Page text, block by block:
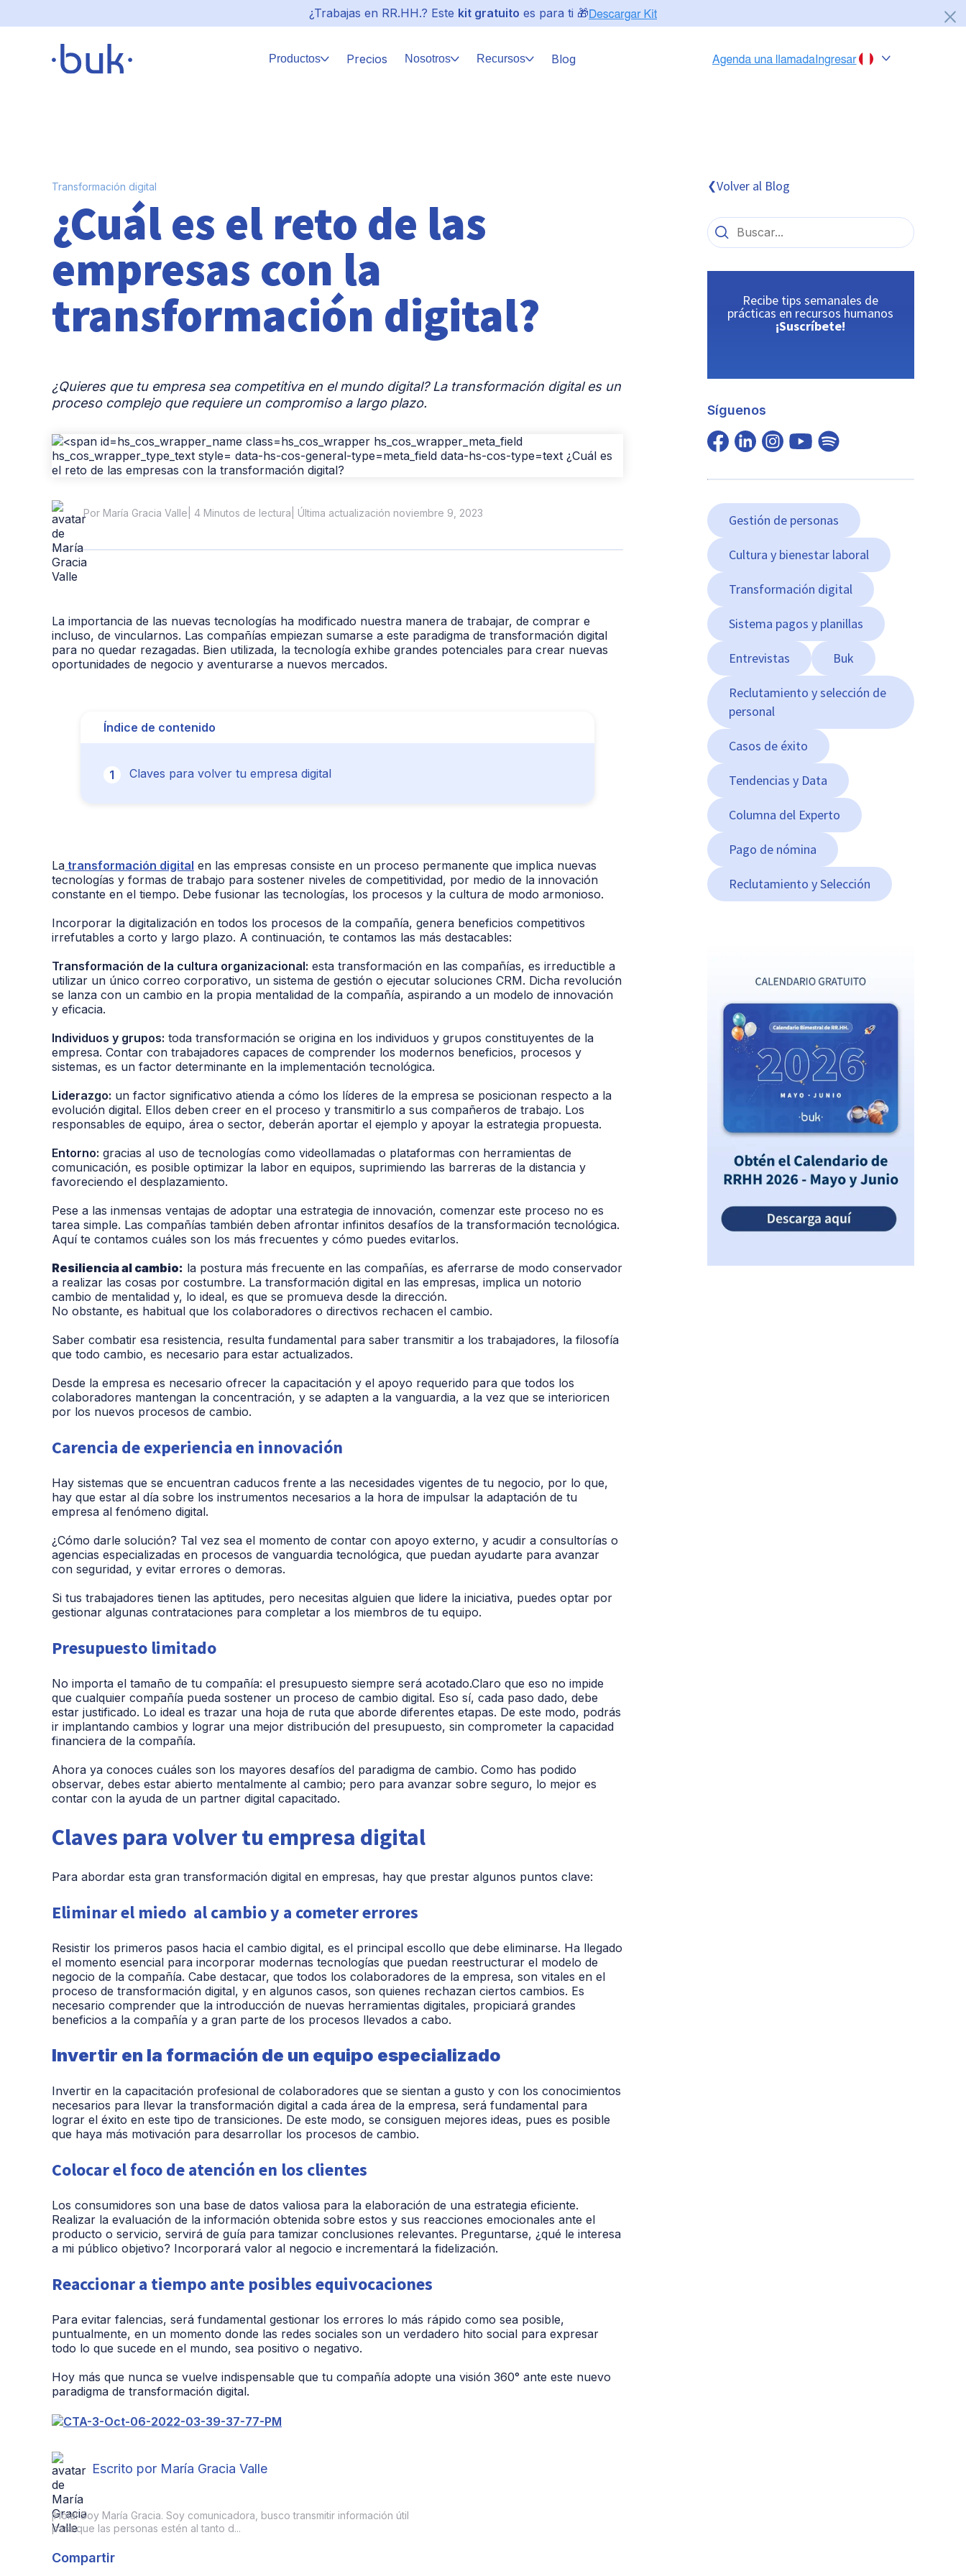
¿Trabajas en RR.HH.? Este kit gratuito es para ti 🎁
Productos Precios Nosotros Recursos Blog
México
Transformación digital
¿Cuál es el reto de las
empresas con la
transformación digital?
¿Quieres que tu empresa sea competitiva en el mundo digital? La transformación digital es un
proceso complejo que requiere un compromiso a largo plazo.
Por María Gracia Valle | 4 Minutos de lectura | Última actualización noviembre 9, 2023
La importancia de las nuevas tecnologías ha modificado nuestra manera de trabajar, de comprar e
incluso, de vincularnos. Las compañías empiezan sumarse a este paradigma de transformación digital
para no quedar rezagadas. Bien utilizada, la tecnología exhibe grandes potenciales para crear nuevas
oportunidades de negocio y aventurarse a nuevos mercados.
Índice de contenido
Claves para volver tu empresa digital
La transformación digital en las empresas consiste en un proceso permanente que implica nuevas
tecnologías y formas de trabajo para sostener niveles de competitividad, por medio de la innovación
constante en el tiempo. Debe fusionar las tecnologías, los procesos y la cultura de modo armonioso.
Incorporar la digitalización en todos los procesos de la compañía, genera beneficios competitivos
irrefutables a corto y largo plazo. A continuación, te contamos las más destacables:
Transformación de la cultura organizacional: esta transformación en las compañías, es irreductible a
utilizar un único correo corporativo, un sistema de gestión o ejecutar soluciones CRM. Dicha revolución
se lanza con un cambio en la propia mentalidad de la compañía, aspirando a un modelo de innovación
y eficacia.
Individuos y grupos: toda transformación se origina en los individuos y grupos constituyentes de la
empresa. Contar con trabajadores capaces de comprender los modernos beneficios, procesos y
sistemas, es un factor determinante en la implementación tecnológica.
Liderazgo: un factor significativo atienda a cómo los líderes de la empresa se posicionan respecto a la
evolución digital. Ellos deben creer en el proceso y transmitirlo a sus compañeros de trabajo. Los
responsables de equipo, área o sector, deberán aportar el ejemplo y apoyar la estrategia propuesta.
Entorno: gracias al uso de tecnologías como videollamadas o plataformas con herramientas de
comunicación, es posible optimizar la labor en equipos, suprimiendo las barreras de la distancia y
favoreciendo el desplazamiento.
Pese a las inmensas ventajas de adoptar una estrategia de innovación, comenzar este proceso no es
tarea simple. Las compañías también deben afrontar infinitos desafíos de la transformación tecnológica.
Aquí te contamos cuáles son los más frecuentes y cómo puedes evitarlos.
Resiliencia al cambio: la postura más frecuente en las compañías, es aferrarse de modo conservador
a realizar las cosas por costumbre. La transformación digital en las empresas, implica un notorio
cambio de mentalidad y, lo ideal, es que se promueva desde la dirección.
No obstante, es habitual que los colaboradores o directivos rechacen el cambio.
Saber combatir esa resistencia, resulta fundamental para saber transmitir a los trabajadores, la filosofía
que todo cambio, es necesario para estar actualizados.
Desde la empresa es necesario ofrecer la capacitación y el apoyo requerido para que todos los
colaboradores mantengan la concentración, y se adapten a la vanguardia, a la vez que se interioricen
por los nuevos procesos de cambio.
Carencia de experiencia en innovación
Hay sistemas que se encuentran caducos frente a las necesidades vigentes de tu negocio, por lo que,
hay que estar al día sobre los instrumentos necesarios a la hora de impulsar la adaptación de tu
empresa al fenómeno digital.
¿Cómo darle solución? Tal vez sea el momento de contar con apoyo externo, y acudir a consultorías o
agencias especializadas en procesos de vanguardia tecnológica, que puedan ayudarte para avanzar
con seguridad, y evitar errores o demoras.
Si tus trabajadores tienen las aptitudes, pero necesitas alguien que lidere la iniciativa, puedes optar por
gestionar algunas contrataciones para completar a los miembros de tu equipo.
Presupuesto limitado
No importa el tamaño de tu compañía: el presupuesto siempre será acotado.Claro que eso no impide
que cualquier compañía pueda sostener un proceso de cambio digital. Eso sí, cada paso dado, debe
estar justificado. Lo ideal es trazar una hoja de ruta que aborde diferentes etapas. De este modo, podrás
ir implantando cambios y lograr una mejor distribución del presupuesto, sin comprometer la capacidad
financiera de la compañía.
Ahora ya conoces cuáles son los mayores desafíos del paradigma de cambio. Como has podido
observar, debes estar abierto mentalmente al cambio; pero para avanzar sobre seguro, lo mejor es
contar con la ayuda de un partner digital capacitado.
Claves para volver tu empresa digital
Para abordar esta gran transformación digital en empresas, hay que prestar algunos puntos clave:
Eliminarel miedo al cambio y a cometer errores
Resistir los primeros pasos hacia el cambio digital, es el principal escollo que debe eliminarse. Ha llegado
el momento esencial para incorporar modernas tecnologías que puedan reestructurar el modelo de
negocio de la compañía. Cabe destacar, que todos los colaboradores de la empresa, son vitales en el
proceso de transformación digital, y en algunos casos, son quienes rechazan ciertos cambios. Es
necesario comprender que la introducción de nuevas herramientas digitales, propiciará grandes
beneficios a la compañía y a gran parte de los procesos llevados a cabo.
Invertir en la formación de un equipo especializado
Invertir en la capacitación profesional de colaboradores que se sientan a gusto y con los conocimientos
necesarios para llevar la transformación digital a cada área de la empresa, será fundamental para
lograr el éxito en este tipo de transiciones. De este modo, se consiguen mejores ideas, pues es posible
que haya más motivación para desarrollar los procesos de cambio.
Colocar el foco de atención en los clientes
Los consumidores son una base de datos valiosa para la elaboración de una estrategia eficiente.
Realizar la evaluación de la información obtenida sobre estos y sus reacciones emocionales ante el
producto o servicio, servirá de guía para tamizar conclusiones relevantes. Preguntarse, ¿qué le interesa
a mi público objetivo? Incorporará valor al negocio e incrementará la fidelización.
Reaccionar a tiempo ante posibles equivocaciones
Para evitar falencias, será fundamental gestionar los errores lo más rápido como sea posible,
puntualmente, en un momento donde las redes sociales son un verdadero hito social para expresar
todo lo que sucede en el mundo, sea positivo o negativo.
Hoy más que nunca se vuelve indispensable que tu compañía adopte una visión 360° ante este nuevo
paradigma de transformación digital.
Escrito por María Gracia Valle
¡Hola! Soy María Gracia. Soy comunicadora, busco transmitir información útil
para que las personas estén al tanto d...
Compartir
❮Volver al Blog
Recibe tips semanales de
prácticas en recursos humanos
¡Suscríbete!
Síguenos
Gestión de personas
Cultura y bienestar laboral
Transformación digital
Sistema pagos y planillas
Entrevistas Buk
Reclutamiento y selección de
personal
Casos de éxito
Tendencias y Data
Columna del Experto
Pago de nómina
Reclutamiento y Selección